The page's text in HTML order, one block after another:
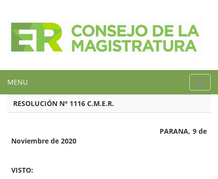
MENU
RESOLUCIÓN N° 1116 C.M.E.R.
PARANA, 9 de
Noviembre de 2020
VISTO: